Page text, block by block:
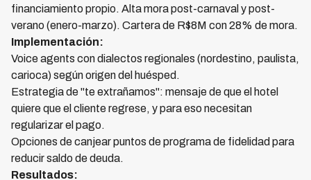
financiamiento propio. Alta mora post-carnaval y post-
verano (enero-marzo). Cartera de R$8M con 28% de mora.
Implementación:
Voice agents con dialectos regionales (nordestino, paulista,
carioca) según origen del huésped.
Estrategia de "te extrañamos": mensaje de que el hotel
quiere que el cliente regrese, y para eso necesitan
regularizar el pago.
Opciones de canjear puntos de programa de fidelidad para
reducir saldo de deuda.
Resultados: